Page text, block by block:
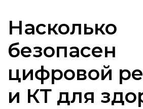
Насколько
безопасен
цифровой
и КТ для